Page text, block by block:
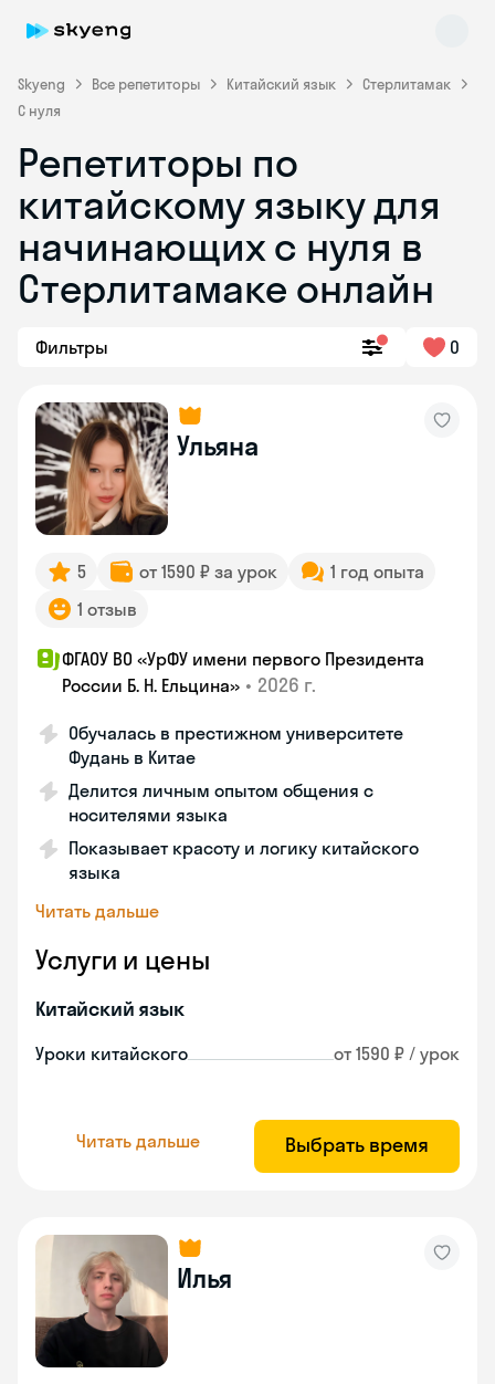
Skyeng Все репетиторы Китайский язык
Стерлитамак
С нуля
Репетиторы по
китайскому языку для
начинающих с нуля в
Стерлитамаке онлайн
Фильтры 0
Ульяна
5 от 1590 ₽ за урок
1 год опыта
1 отзыв
ФГАОУ ВО «УрФУ имени первого Президента
России Б. Н. Ельцина» • 2026 г.
Обучалась в престижном университете
Фудань в Китае
Делится личным опытом общения с
носителями языка
Показывает красоту и логику китайского
языка
Читать дальше
Услуги и цены
Китайский язык
Уроки китайского от 1590 ₽ / урок
Читать дальше Выбрать время
Илья
Skyeng Chat
online